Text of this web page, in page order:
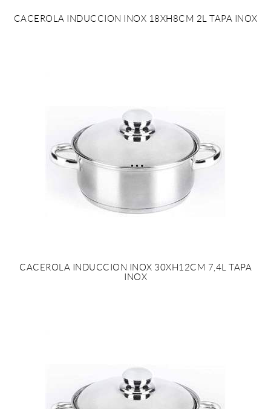
CACEROLA INDUCCION INOX 18XH8CM 2L TAPA INOX
CACEROLA INDUCCION INOX 30XH12CM 7,4L TAPA
INOX